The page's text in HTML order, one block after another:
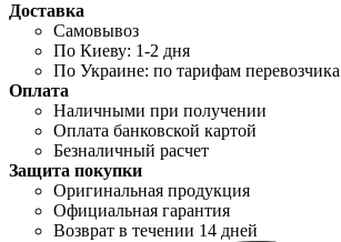
Доставка
Самовывоз
По Киеву: 1-2 дня
По Украине: по тарифам перевозчика
Оплата
Наличными при получении
Оплата банковской картой
Безналичный расчет
Защита покупки
Оригинальная продукция
Официальная гарантия
Возврат в течении 14 дней